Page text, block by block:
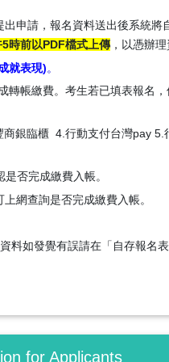
出申請，報名資料送出後系統將
時前以PDF檔式上傳 ，以憑辦理
就表現)。
轉帳繳費。考生若已填表報名
銀臨櫃 4.行動支付台灣pay 5.
是否完成繳費入帳。
網查詢是否完成繳費入帳。
料如發覺有誤請在「自存報名
for Applicants